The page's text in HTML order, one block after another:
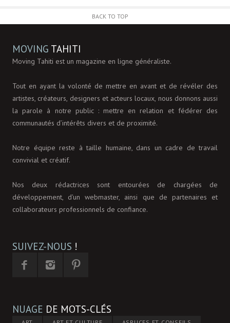
BACK TO TOP
MOVING TAHITI
Moving Tahiti est un magazine en ligne généraliste.
Tout en ayant la volonté de mettre en avant et de révéler des
artistes, créateurs, designers et acteurs locaux, nous donnons aussi
la parole à notre public : mettre en relation et fédérer des
communautés d’intérêts divers et de proximité.
Notre équipe reste à taille humaine, dans un cadre de travail
convivial et créatif.
Nos deux rédactrices sont entourées de chargées de
développement, d'un webmaster, ainsi que de partenaires et
collaborateurs professionnels de confiance.
SUIVEZ-NOUS !
NUAGE DE MOTS-CLÉS